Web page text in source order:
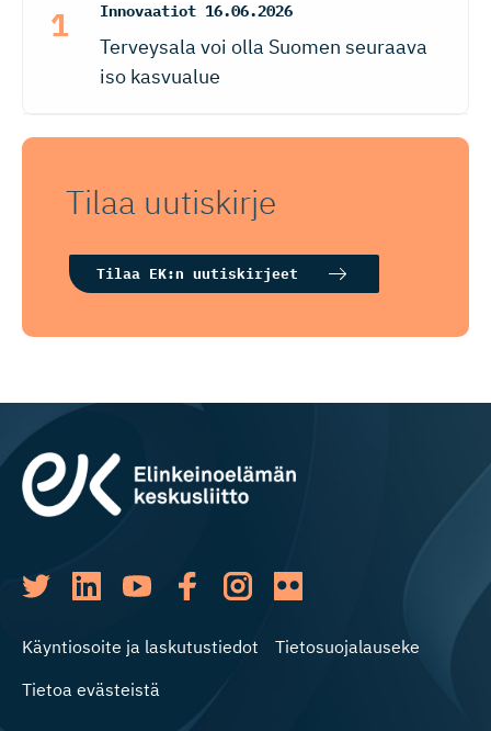
Innovaatiot 16.06.2026
Terveysala voi olla Suomen seuraava
iso kasvualue
Tilaa uutiskirje
Tilaa EK:n uutiskirjeet
Käyntiosoite ja laskutustiedot
Tietosuojalauseke
Tietoa evästeistä